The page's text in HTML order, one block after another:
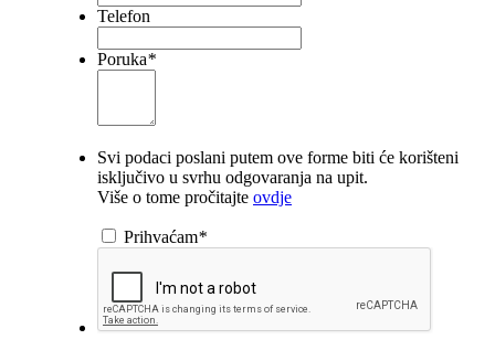
Telefon
Poruka*
Svi podaci poslani putem ove forme biti će korišteni
isključivo u svrhu odgovaranja na upit.
Više o tome pročitajte ovdje
Prihvaćam*